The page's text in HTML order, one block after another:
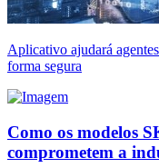
Aplicativo ajudará
forma segura
Como os modelos
comprometem a